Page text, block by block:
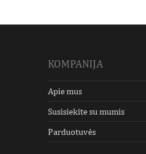
KOMPANIJA
Apie mus
Susisiekite su mumis
Parduotuvės